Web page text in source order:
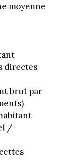
moyenne
directes
brut par
/